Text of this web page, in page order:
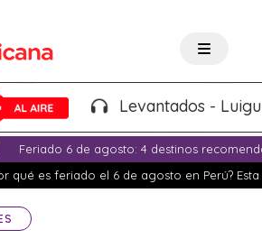
Levantados - Luigui
Feriado 6 de agosto: 4 destinos
qué es feriado el 6 de agosto en Perú?